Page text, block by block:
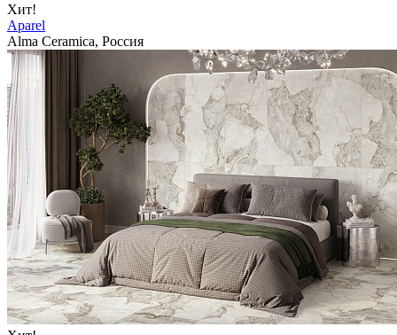
Хит!
Aparel
Alma Ceramica, Россия